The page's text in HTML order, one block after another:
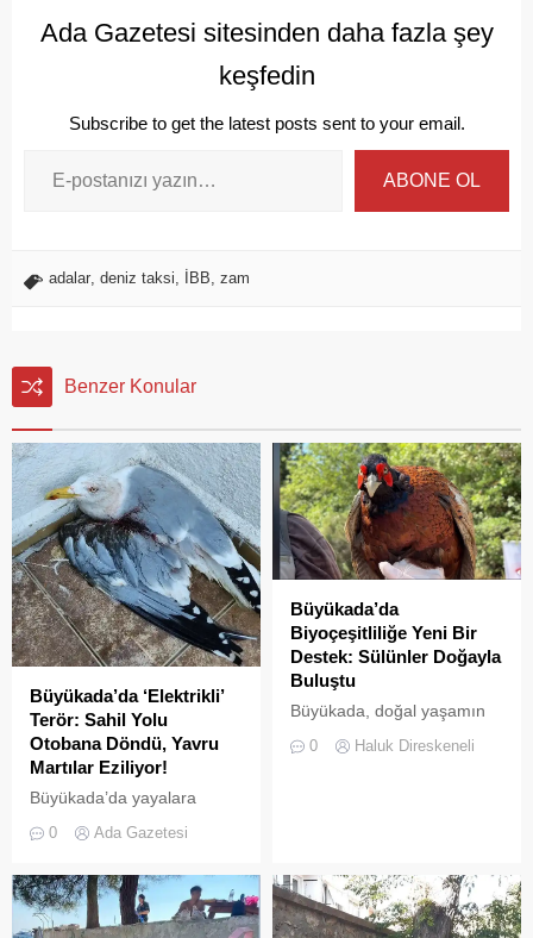
Ada Gazetesi sitesinden daha fazla şey
keşfedin
Subscribe to get the latest posts sent to your email.
ABONE OL
adalar, deniz taksi, İBB, zam
Benzer Konular
Büyükada’da ‘Elektrikli’
Terör: Sahil Yolu
Otobana Döndü, Yavru
Martılar Eziliyor!
Büyükada’da yayalara
tanımaz elektrikli araç
ölüm yoluna dönüştü.
Denetimsizliğin ve aşırı
0 Ada Gazetesi
Büyükada’da
Biyoçeşitliliğe Yeni Bir
Destek: Sülünler Doğayla
Buluştu
Büyükada, doğal yaşamın
çeşitliliğin
Koruma ve Milli Parklar
(DKMP) Genel Müdürlüğü
tarafından Polonezköy
0 Haluk Direskeneli